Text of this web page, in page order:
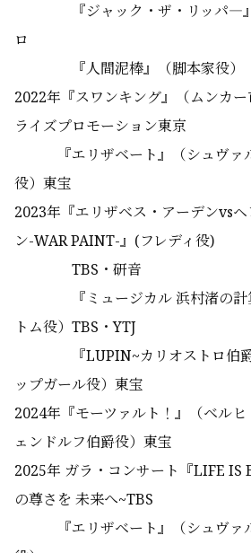
『ジャック・ザ・リッパ―』
ロ
『人間泥棒』（脚本家役）
2022年『スワンキング』（ムンカ
ライズプロモーション東京
『エリザベート』（シュヴァ
役）東宝
2023年『エリザベス・アーデンvs
ン-WAR PAINT-』(フレディ役)
TBS・研音
『ミュージカル 浜村渚の計算
トム役）TBS・YTJ
『LUPIN~カリオストロ伯爵
ップガール役）東宝
2024年『モーツァルト！』（ベル
ェンドルフ伯爵役）東宝
2025年 ガラ・コンサート『LIFE IS
の尊さを 未来へ~TBS
『エリザベート』（シュヴァ